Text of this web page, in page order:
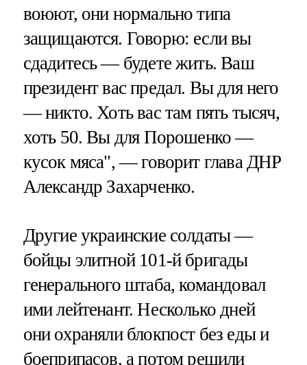
воюют, они нормально типа
защищаются. Говорю: если вы
сдадитесь — будете жить. Ваш
президент вас предал. Вы для него
— никто. Хоть вас там пять тысяч,
хоть 50. Вы для Порошенко —
кусок мяса", — говорит глава ДНР
Александр Захарченко.
Другие украинские солдаты —
бойцы элитной 101-й бригады
генерального штаба, командовал
ими лейтенант. Несколько дней
они охраняли блокпост без еды и
боеприпасов, а потом решили